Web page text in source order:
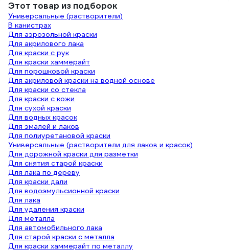
Этот товар из подборок
Универсальные (растворители)
В канистрах
Для аэрозольной краски
Для акрилового лака
Для краски с рук
Для краски хаммерайт
Для порошковой краски
Для акриловой краски на водной основе
Для краски со стекла
Для краски с кожи
Для сухой краски
Для водных красок
Для эмалей и лаков
Для полиуретановой краски
Универсальные (растворители для лаков и красок)
Для дорожной краски для разметки
Для снятия старой краски
Для лака по дереву
Для краски дали
Для водоэмульсионной краски
Для лака
Для удаления краски
Для металла
Для автомобильного лака
Для старой краски с металла
Для краски хаммерайт по металлу